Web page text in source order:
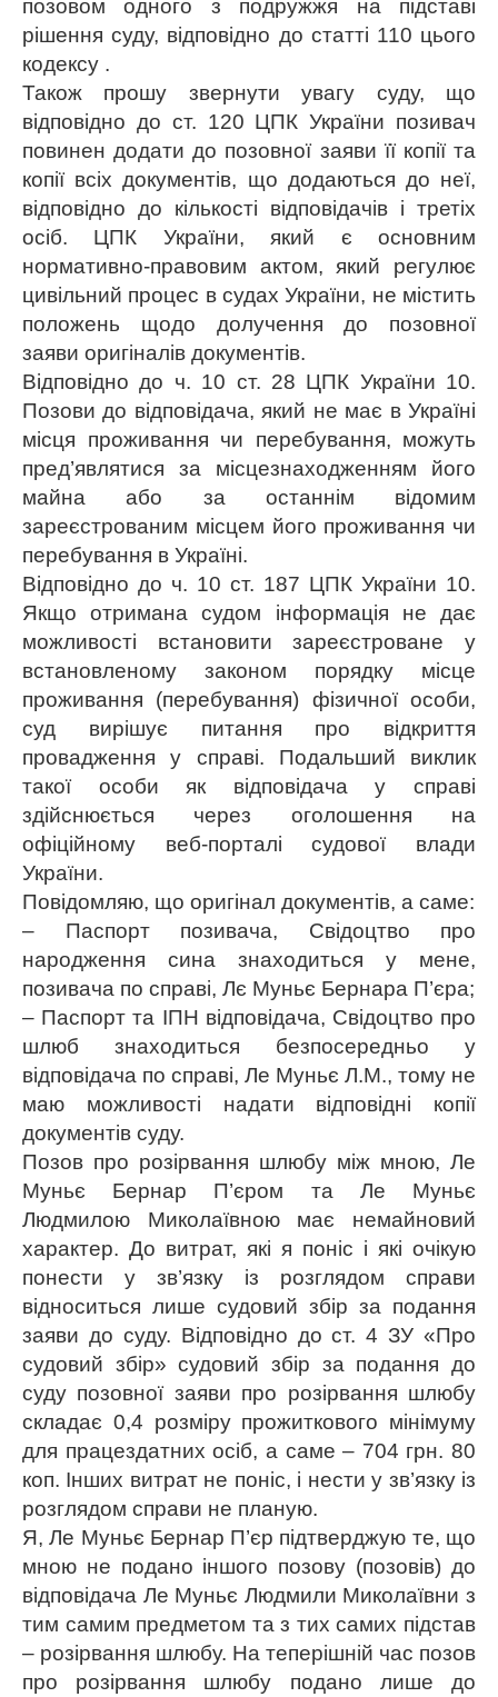
позовом одного з подружжя на підставі
рішення суду, відповідно до статті 110 цього
кодексу .
Також прошу звернути увагу суду, що
відповідно до ст. 120 ЦПК України позивач
повинен додати до позовної заяви її копії та
копії всіх документів, що додаються до неї,
відповідно до кількості відповідачів і третіх
осіб. ЦПК України, який є основним
нормативно-правовим актом, який регулює
цивільний процес в судах України, не містить
положень щодо долучення до позовної
заяви оригіналів документів.
Відповідно до ч. 10 ст. 28 ЦПК України 10.
Позови до відповідача, який не має в Україні
місця проживання чи перебування, можуть
пред’являтися за місцезнаходженням його
майна або за останнім відомим
зареєстрованим місцем його проживання чи
перебування в Україні.
Відповідно до ч. 10 ст. 187 ЦПК України 10.
Якщо отримана судом інформація не дає
можливості встановити зареєстроване у
встановленому законом порядку місце
проживання (перебування) фізичної особи,
суд вирішує питання про відкриття
провадження у справі. Подальший виклик
такої особи як відповідача у справі
здійснюється через оголошення на
офіційному веб-порталі судової влади
України.
Повідомляю, що оригінал документів, а саме:
– Паспорт позивача, Свідоцтво про
народження сина знаходиться у мене,
позивача по справі, Лє Муньє Бернара П’єра;
– Паспорт та ІПН відповідача, Свідоцтво про
шлюб знаходиться безпосередньо у
відповідача по справі, Ле Муньє Л.М., тому не
маю можливості надати відповідні копії
документів суду.
Позов про розірвання шлюбу між мною, Ле
Муньє Бернар П’єром та Ле Муньє
Людмилою Миколаївною має немайновий
характер. До витрат, які я поніс і які очікую
понести у зв’язку із розглядом справи
відноситься лише судовий збір за подання
заяви до суду. Відповідно до ст. 4 ЗУ «Про
судовий збір» судовий збір за подання до
суду позовної заяви про розірвання шлюбу
складає 0,4 розміру прожиткового мінімуму
для працездатних осіб, а саме – 704 грн. 80
коп. Інших витрат не поніс, і нести у зв’язку із
розглядом справи не планую.
Я, Ле Муньє Бернар П’єр підтверджую те, що
мною не подано іншого позову (позовів) до
відповідача Ле Муньє Людмили Миколаївни з
тим самим предметом та з тих самих підстав
– розірвання шлюбу. На теперішній час позов
про розірвання шлюбу подано лише до